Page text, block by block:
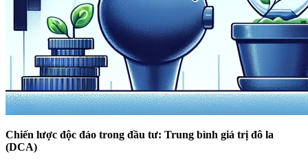
Chiến lược độc đáo trong đầu tư: Trung bình giá trị đô la
(DCA)